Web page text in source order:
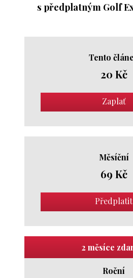
s předplatným Golf
Tento
20 Kč
Zaplať
Měsíční
69 Kč
Předplatit
2 měsíce
Roční